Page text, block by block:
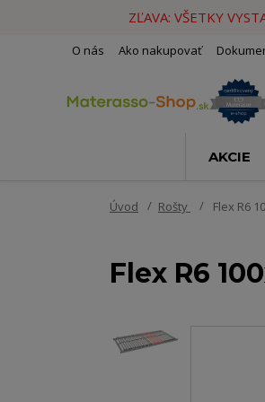
ZĽAVA: VŠETKY
O nás Ako nakupovať
AKCIE
Úvod Rošty Flex R6
Flex R6